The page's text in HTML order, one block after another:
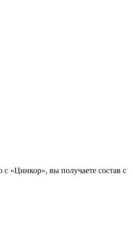
«Цинкор», вы получаете состав с